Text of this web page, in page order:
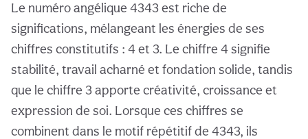
Le numéro angélique 4343 est riche de
significations, mélangeant les énergies de ses
chiffres constitutifs : 4 et 3. Le chiffre 4 signifie
stabilité, travail acharné et fondation solide, tandis
que le chiffre 3 apporte créativité, croissance et
expression de soi. Lorsque ces chiffres se
combinent dans le motif répétitif de 4343, ils